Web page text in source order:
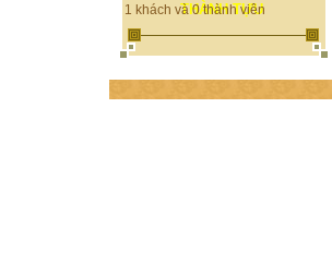
THÀNH TỰU
1 khách và 0 thành viên